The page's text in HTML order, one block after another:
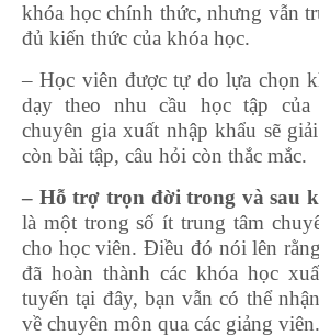
khóa học chính thức, nhưng vẫn
đủ kiến thức của khóa học.
– Học viên được tự do lựa chọn
dạy theo nhu cầu học tập
chuyên gia xuất nhập khẩu sẽ
còn bài tập, câu hỏi còn thắc mắc.
– Hỗ trợ trọn đời trong và sau
là một trong số ít trung tâm
cho học viên. Điều đó nói lên
đã hoàn thành các khóa học
tuyến tại đây, bạn vẫn có thể
về chuyên môn qua các giảng viên.